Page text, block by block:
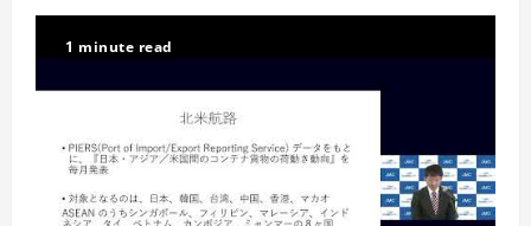
1 minute read